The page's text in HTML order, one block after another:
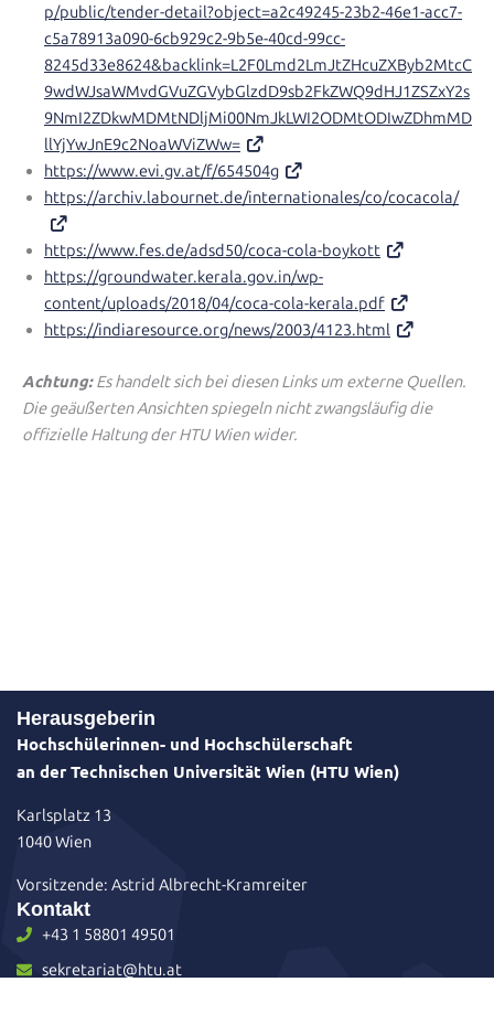
p/public/tender-detail?object=a2c49245-23b2-46e1-acc7-
c5a78913a090-6cb929c2-9b5e-40cd-99cc-
8245d33e8624&backlink=L2F0Lmd2LmJtZHcuZXByb2MtcC
9wdWJsaWMvdGVuZGVybGlzdD9sb2FkZWQ9dHJ1ZSZxY2s
9NmI2ZDkwMDMtNDljMi00NmJkLWI2ODMtODIwZDhmMD
llYjYwJnE9c2NoaWViZWw=
https://www.evi.gv.at/f/654504g
https://archiv.labournet.de/internationales/co/cocacola/
https://www.fes.de/adsd50/coca-cola-boykott
https://groundwater.kerala.gov.in/wp-
content/uploads/2018/04/coca-cola-kerala.pdf
https://indiaresource.org/news/2003/4123.html
Achtung:Es handelt sich bei diesen Links um externe Quellen.
Die geäußerten Ansichten spiegeln nicht zwangsläufig die
offizielle Haltung der HTU Wien wider.
Herausgeberin
Hochschülerinnen- und Hochschülerschaft
an der Technischen Universität Wien (HTU Wien)
Karlsplatz 13
1040 Wien
Vorsitzende: Astrid Albrecht-Kramreiter
Kontakt
+43 1 58801 49501
sekretariat@htu.at